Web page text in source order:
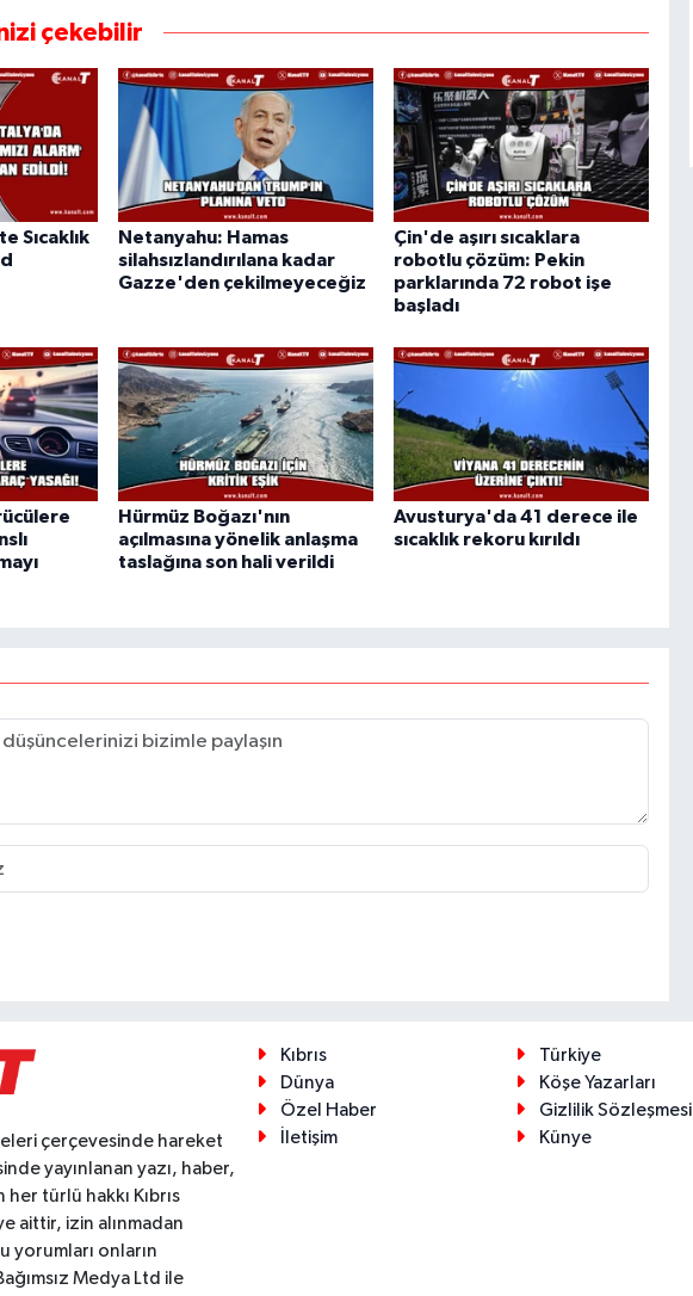
çekebilir
Sıcaklık
Netanyahu: Hamas
silahsızlandırılana kadar
Gazze'den çekilmeyeceğiz
Çin'de aşırı sıcaklara
robotlu çözüm: Pekin
parklarında 72 robot işe
başladı
Hürmüz Boğazı'nın
açılmasına yönelik anlaşma
taslağına son hali verildi
Avusturya'da 41 derece ile
sıcaklık rekoru kırıldı
çerçevesinde hareket
yayınlanan yazı, haber,
türlü hakkı Kıbrıs
aittir, izin alınmadan
yorumları onların
Medya Ltd ile
Kıbrıs
Türkiye
Dünya
Köşe Yazarları
Özel Haber
Gizlilik Sözleşmesi
İletişim
Künye